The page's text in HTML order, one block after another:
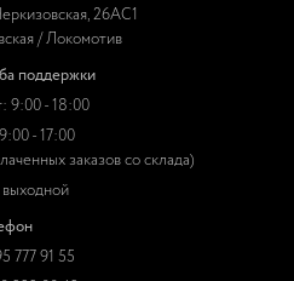
26АС1
/ Локомотив
поддержки
9:00 - 18:00
- 17:00
заказов со склада)
выходной
777 91 55